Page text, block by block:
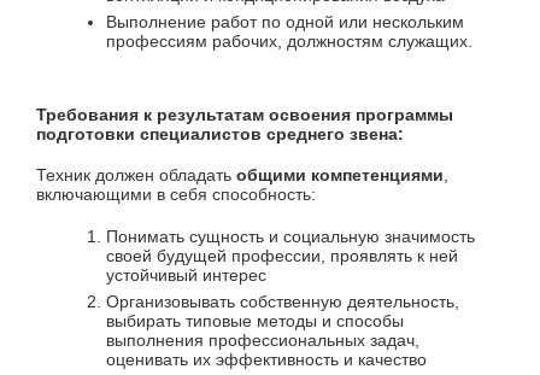
Выполнение работ по одной или нескольким
профессиям рабочих, должностям служащих.
Требования к результатам освоения программы
подготовки специалистов среднего звена:
Техник должен обладать общими компетенциями,
включающими в себя способность:
Понимать сущность и социальную значимость
своей будущей профессии, проявлять к ней
устойчивый интерес
Организовывать собственную деятельность,
выбирать типовые методы и способы
выполнения профессиональных задач,
оценивать их эффективность и качество